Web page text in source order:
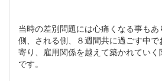
当時の差別問題には心痛くなる事も
側、される側、８週間共に過ごす中
寄り、雇用関係を越えて築かれてい
です。